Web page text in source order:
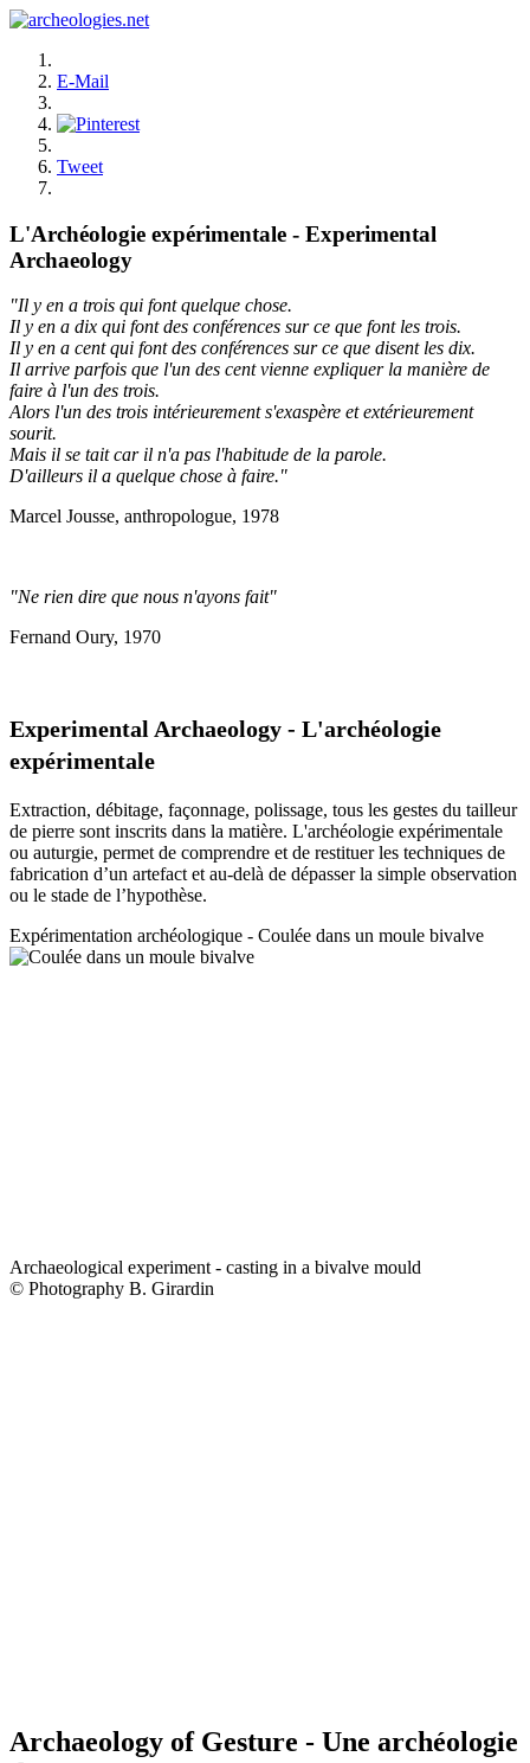
E-Mail
Tweet
L'Archéologie expérimentale - Experimental
Archaeology
"Il y en a trois qui font quelque chose.
Il y en a dix qui font des conférences sur ce que font les trois.
Il y en a cent qui font des conférences sur ce que disent les dix.
Il arrive parfois que l'un des cent vienne expliquer la manière de
faire à l'un des trois.
Alors l'un des trois intérieurement s'exaspère et extérieurement
sourit.
Mais il se tait car il n'a pas l'habitude de la parole.
D'ailleurs il a quelque chose à faire."
Marcel Jousse, anthropologue, 1978
"Ne rien dire que nous n'ayons fait"
Fernand Oury, 1970
Experimental Archaeology - L'archéologie
expérimentale
Extraction, débitage, façonnage, polissage, tous les gestes du tailleur
de pierre sont inscrits dans la matière. L'archéologie expérimentale
ou auturgie, permet de comprendre et de restituer les techniques de
fabrication d’un artefact et au-delà de dépasser la simple observation
ou le stade de l’hypothèse.
Expérimentation archéologique - Coulée dans un moule bivalve
Archaeological experiment - casting in a bivalve mould
© Photography B. Girardin
Archaeology of Gesture - Une archéologie